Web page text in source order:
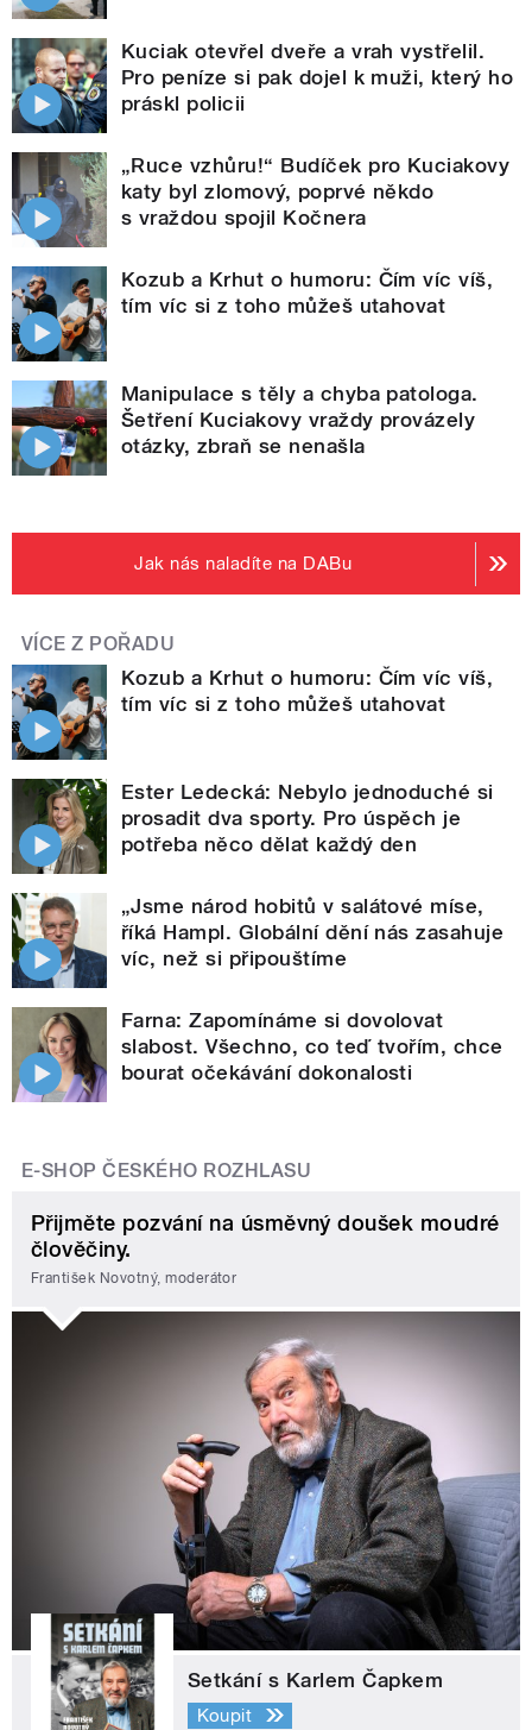
Kuciak otevřel dveře a vrah vystřelil.
Pro peníze si pak dojel k muži, který ho
práskl policii
„Ruce vzhůru!“ Budíček pro Kuciakovy
katy byl zlomový, poprvé někdo
s vraždou spojil Kočnera
Kozub a Krhut o humoru: Čím víc víš,
tím víc si z toho můžeš utahovat
Manipulace s těly a chyba patologa.
Šetření Kuciakovy vraždy provázely
otázky, zbraň se nenašla
Jak nás naladíte na DABu
VÍCE Z POŘADU
Kozub a Krhut o humoru: Čím víc víš,
tím víc si z toho můžeš utahovat
Ester Ledecká: Nebylo jednoduché si
prosadit dva sporty. Pro úspěch je
potřeba něco dělat každý den
„Jsme národ hobitů v salátové míse,
říká Hampl. Globální dění nás zasahuje
víc, než si připouštíme
Farna: Zapomínáme si dovolovat
slabost. Všechno, co teď tvořím, chce
bourat očekávání dokonalosti
E-SHOP ČESKÉHO ROZHLASU
Přijměte pozvání na úsměvný doušek moudré
člověčiny.
František Novotný, moderátor
Setkání s Karlem Čapkem
Koupit